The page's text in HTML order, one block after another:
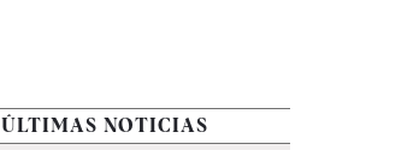
ÚLTIMAS NOTICIAS